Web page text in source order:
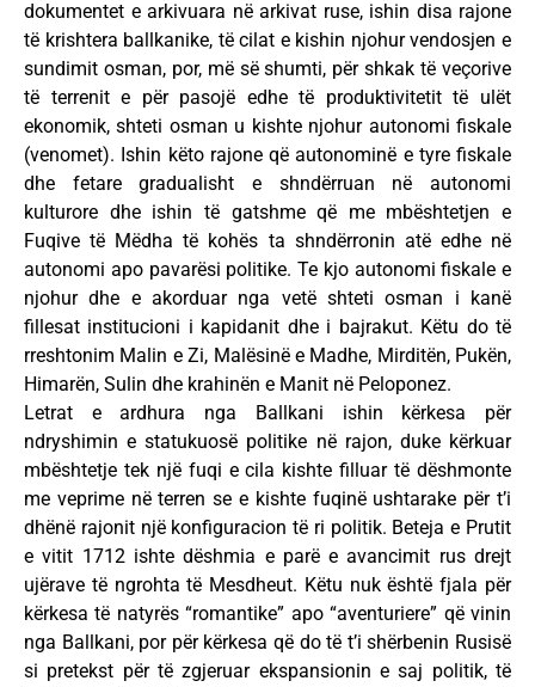
dokumentet e arkivuara në arkivat ruse, ishin disa rajone
të krishtera ballkanike, të cilat e kishin njohur vendosjen e
sundimit osman, por, më së shumti, për shkak të veçorive
të terrenit e për pasojë edhe të produktivitetit të ulët
ekonomik, shteti osman u kishte njohur autonomi fiskale
(venomet). Ishin këto rajone që autonominë e tyre fiskale
dhe fetare gradualisht e shndërruan në autonomi
kulturore dhe ishin të gatshme që me mbështetjen e
Fuqive të Mëdha të kohës ta shndërronin atë edhe në
autonomi apo pavarësi politike. Te kjo autonomi fiskale e
njohur dhe e akorduar nga vetë shteti osman i kanë
fillesat institucioni i kapidanit dhe i bajrakut. Këtu do të
rreshtonim Malin e Zi, Malësinë e Madhe, Mirditën, Pukën,
Himarën, Sulin dhe krahinën e Manit në Peloponez.
Letrat e ardhura nga Ballkani ishin kërkesa për
ndryshimin e statukuosë politike në rajon, duke kërkuar
mbështetje tek një fuqi e cila kishte filluar të dëshmonte
me veprime në terren se e kishte fuqinë ushtarake për t’i
dhënë rajonit një konfiguracion të ri politik. Beteja e Prutit
e vitit 1712 ishte dëshmia e parë e avancimit rus drejt
ujërave të ngrohta të Mesdheut. Këtu nuk është fjala për
kërkesa të natyrës “romantike” apo “aventuriere” që vinin
nga Ballkani, por për kërkesa që do të t’i shërbenin Rusisë
si pretekst për të zgjeruar ekspansionin e saj politik, të